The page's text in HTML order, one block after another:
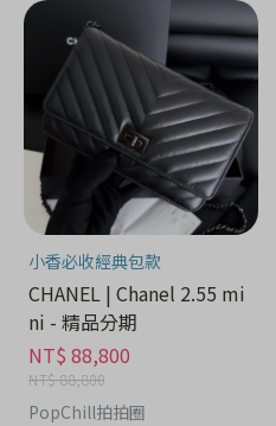
小香必收經典包款
CHANEL | Chanel 2.55 mi
ni - 精品分期
NT$ 88,800
NT$ 88,800
PopChill拍拍圈